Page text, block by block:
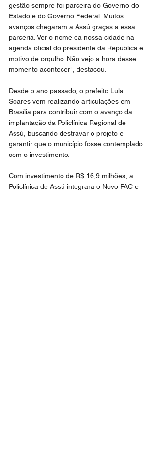
gestão sempre foi parceira do Governo do
Estado e do Governo Federal. Muitos
avanços chegaram a Assú graças a essa
parceria. Ver o nome da nossa cidade na
agenda oficial do presidente da República é
motivo de orgulho. Não vejo a hora desse
momento acontecer", destacou.
Desde o ano passado, o prefeito Lula
Soares vem realizando articulações em
Brasília para contribuir com o avanço da
implantação da Policlínica Regional de
Assú, buscando destravar o projeto e
garantir que o município fosse contemplado
com o investimento.
Com investimento de R$ 16,9 milhões, a
Policlínica de Assú integrará o Novo PAC e